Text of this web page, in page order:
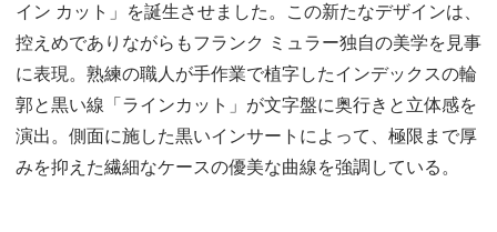
イン カット」を誕生させました。この新たなデザインは、
控えめでありながらもフランク ミュラー独自の美学を見事
に表現。熟練の職人が手作業で植字したインデックスの輪
郭と黒い線「ラインカット」が文字盤に奥行きと立体感を
演出。側面に施した黒いインサートによって、極限まで厚
みを抑えた繊細なケースの優美な曲線を強調している。